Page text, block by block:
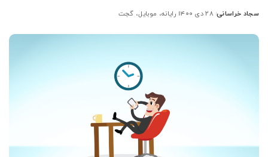
ارسال
توسط
سجاد خراسانی ۲۸ دی ۱۴۰۰ رایانه، موبایل، گجت